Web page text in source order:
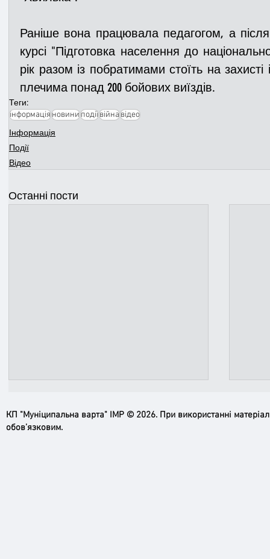
Раніше вона працювала педагогом, а
курсі "Підготовка населення до
рік разом із побратимами стоїть на
плечима понад 200 бойових виїздів.
Теги:
інформаціяновиниподіївійнавідео
Інформація
Події
Відео
Останні пости
КП "Муніципальна варта" ІМР © 2026. При використанні
обов’язковим.